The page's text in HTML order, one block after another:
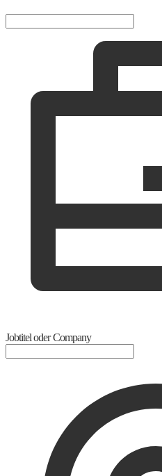
Jobtitel oder Company